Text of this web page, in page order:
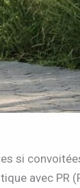
si
avec PR